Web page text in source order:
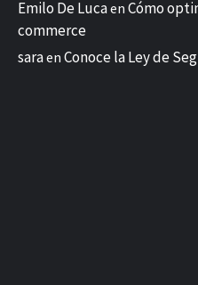
Emilo De Lucaen Cómo
commerce
saraen Conoce la Ley de